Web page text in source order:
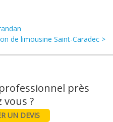
de limousine Saint-Caradec >
près
UN DEVIS